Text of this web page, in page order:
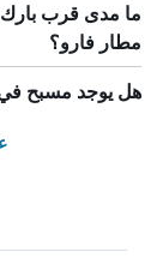
ما مدى قرب
مطار فارو؟
هل يوجد مسبح